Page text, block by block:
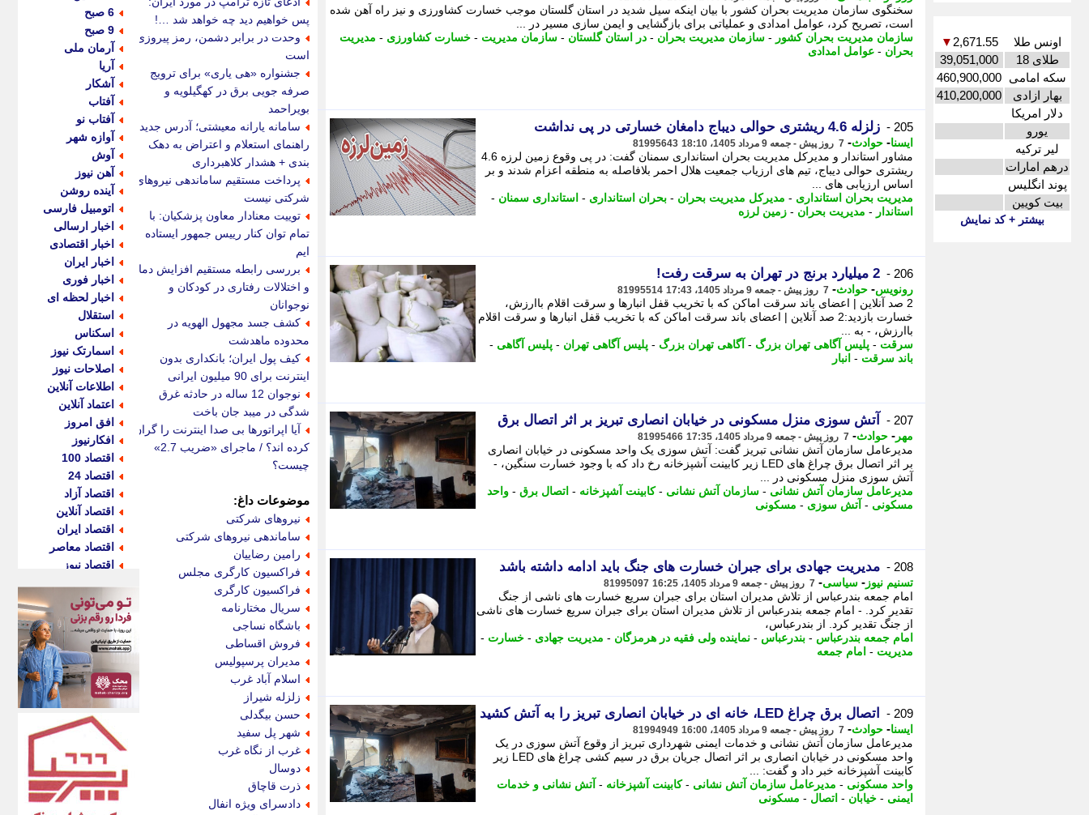
اونس طلا 2,671.55
▼
طلای 18
39,051,000
سکه امامی 460,900,000
بهار ازادی
410,200,000
دلار امریکا
یورو
لیر ترکیه
درهم امارات
پوند انگلیس
بیت کویین
بیشتر + کد نمایش
سخنگوی سازمان مدیریت بحران کشور با بیان اینکه سیل شدید در استان گلستان موجب خسارت کشاورزی و نیز راه آهن شده
است، تصریح کرد، عوامل امدادی و عملیاتی برای بازگشایی و ایمن سازی مسیر در ...
سازمان مدیریت بحران کشور - سازمان مدیریت بحران - در استان گلستان - سازمان مدیریت - خسارت کشاورزی - مدیریت
بحران - عوامل امدادی
205 - زلزله 4.6 ریشتری حوالی دیباج دامغان خسارتی در پی نداشت
ایسنا- حوادث- 7 روز پیش - جمعه 9 مرداد 1405، 18:10 81995643
مشاور استاندار و مدیرکل مدیریت بحران استانداری سمنان گفت: در پی وقوع زمین لرزه 4.6
ریشتری حوالی دیباج، تیم های ارزیاب جمعیت هلال احمر بلافاصله به منطقه اعزام شدند و بر
اساس ارزیابی های ...
مدیریت بحران استانداری - مدیرکل مدیریت بحران - بحران استانداری - استانداری سمنان -
استاندار - مدیریت بحران - زمین لرزه
206 - 2 میلیارد برنج در تهران به سرقت رفت!
رونویس- حوادث- 7 روز پیش - جمعه 9 مرداد 1405، 17:43 81995514
2 صد آنلاین | اعضای باند سرقت اماکن که با تخریب قفل انبارها و سرقت اقلام باارزش،
خسارت بازدید:2 صد آنلاین | اعضای باند سرقت اماکن که با تخریب قفل انبارها و سرقت اقلام
باارزش، - به ...
سرقت - پلیس آگاهی تهران بزرگ - آگاهی تهران بزرگ - پلیس آگاهی تهران - پلیس آگاهی -
باند سرقت - انبار
207 - آتش سوزی منزل مسکونی در خیابان انصاری تبریز بر اثر اتصال برق
مهر - حوادث- 7 روز پیش - جمعه 9 مرداد 1405، 17:35 81995466
مدیرعامل سازمان آتش نشانی تبریز گفت: آتش سوزی یک واحد مسکونی در خیابان انصاری
بر اثر اتصال برق چراغ های LED زیر کابینت آشپزخانه رخ داد که با وجود خسارت سنگین، -
آتش سوزی منزل مسکونی در ...
مدیرعامل سازمان آتش نشانی - سازمان آتش نشانی -کابینت آشپزخانه - اتصال برق - واحد
مسکونی - آتش سوزی - مسکونی
208 - مدیریت جهادی برای جبران خسارت های جنگ باید ادامه داشته باشد
تسنیم نیوز - سیاسی- 7 روز پیش - جمعه 9 مرداد 1405، 16:25 81995097
امام جمعه بندرعباس از تلاش مدیران استان برای جبران سریع خسارت های ناشی از جنگ
تقدیر کرد. - امام جمعه بندرعباس از تلاش مدیران استان برای جبران سریع خسارت های ناشی
از جنگ تقدیر کرد. از بندرعباس،
امام جمعه بندرعباس - بندرعباس - نماینده ولی فقیه در هرمزگان - مدیریت جهادی - خسارت -
مدیریت - امام جمعه
209 - اتصال برق چراغ LED، خانه ای در خیابان انصاری تبریز را به آتش کشید
ایسنا- حوادث- 7 روز پیش - جمعه 9 مرداد 1405، 16:00 81994949
مدیرعامل سازمان آتش نشانی و خدمات ایمنی شهرداری تبریز از وقوع آتش سوزی در یک
واحد مسکونی در خیابان انصاری بر اثر اتصال جریان برق در سیم کشی چراغ های LED زیر
کابینت آشپزخانه خبر داد و گفت: ...
واحد مسکونی - مدیرعامل سازمان آتش نشانی -کابینت آشپزخانه - آتش نشانی و خدمات
ایمنی - خیابان - اتصال - مسکونی
پس خواهیم دید چه خواهد شد …!
وحدت در برابر دشمن، رمز پیروزی
است
جشنواره «هی یاری» برای ترویج
صرفه جویی برق در کهگیلویه و
بویراحمد
سامانه یارانه معیشتی؛ آدرس جدید،
راهنمای استعلام و اعتراض به دهک
بندی + هشدار کلاهبرداری
پرداخت مستقیم ساماندهی نیروهای
شرکتی نیست
توییت معنادار معاون پزشکیان: با
تمام توان کنار رییس جمهور ایستاده
ایم
بررسی رابطه مستقیم افزایش دما
و اختلالات رفتاری در کودکان و
نوجوانان
کشف جسد مجهول الهویه در
محدوده ماهدشت
کیف پول ایران؛ بانکداری بدون
اینترنت برای 90 میلیون ایرانی
نوجوان 12 ساله در حادثه غرق
شدگی در میبد جان باخت
آیا اپراتورها بی صدا اینترنت را گران
کرده اند؟ / ماجرای «ضریب 2.7»
چیست؟
موضوعات داغ:
نیروهای شرکتی
ساماندهی نیروهای شرکتی
رامین رضاییان
فراکسیون کارگری مجلس
فراکسیون کارگری
سریال مختارنامه
باشگاه نساجی
فروش اقساطی
مدیران پرسپولیس
اسلام آباد غرب
زلزله شیراز
حسن بیگدلی
شهر پل سفید
غرب از نگاه غرب
دوسال
ذرت قاچاق
دادسرای ویژه انفال
6 صبح
9 صبح
آرمان ملی
آریا
آشکار
آفتاب
آفتاب نو
آوازه شهر
آوش
آهن نیوز
آینده روشن
اتومبیل فارسی
اخبار ارسالی
اخبار اقتصادی
اخبار ایران
اخبار فوری
اخبار لحظه ای
استقلال
اسکناس
اسمارتک نیوز
اصلاحات نیوز
اطلاعات آنلاین
اعتماد آنلاین
افق امروز
افکارنیوز
اقتصاد 100
اقتصاد 24
اقتصاد آزاد
اقتصاد آنلاین
اقتصاد ایران
اقتصاد معاصر
اقتصاد نیوز
اکوفارس
اکونگار
اکونیوز
الف
انتشار آنلاین
اندیشه قرن
اندیشه معاصر
اندیشه ها
انرژی پرس
ای استخدام
ایتنا
ایراف